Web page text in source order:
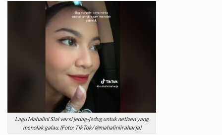
Lagu Mahalini Sial versi jedag-jedug untuk netizen yang
menolak galau. (Foto: TikTok/ @mahaliniiraharja)